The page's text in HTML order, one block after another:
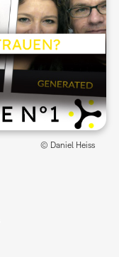
© Daniel Heiss